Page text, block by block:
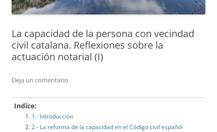
La capacidad de la persona con vecindad
civil catalana. Reflexiones sobre la
actuación notarial (I)
Deja un comentario
Indice:
1.- Introducción
2.- La reforma de la capacidad en el Código civil español